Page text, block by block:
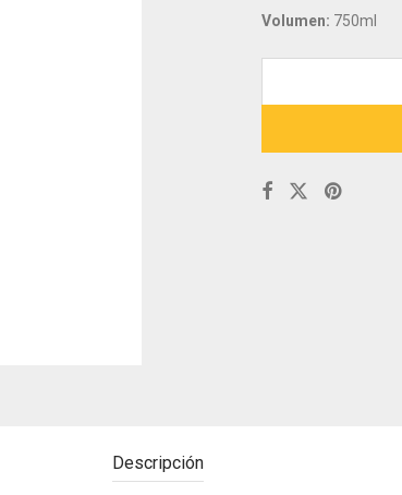
Volumen: 750ml
Descripción